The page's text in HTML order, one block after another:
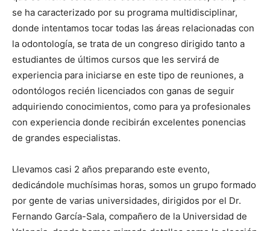
se ha caracterizado por su programa multidisciplinar,
donde intentamos tocar todas las áreas relacionadas con
la odontología, se trata de un congreso dirigido tanto a
estudiantes de últimos cursos que les servirá de
experiencia para iniciarse en este tipo de reuniones, a
odontólogos recién licenciados con ganas de seguir
adquiriendo conocimientos, como para ya profesionales
con experiencia donde recibirán excelentes ponencias
de grandes especialistas.
Llevamos casi 2 años preparando este evento,
dedicándole muchísimas horas, somos un grupo formado
por gente de varias universidades, dirigidos por el Dr.
Fernando García-Sala, compañero de la Universidad de